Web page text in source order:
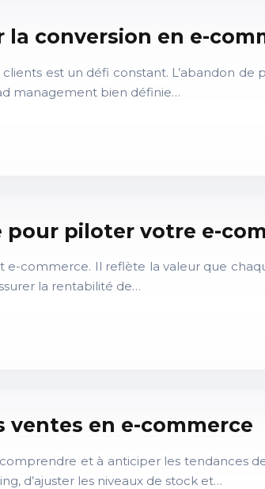
conversion en e-
est un défi constant. L’abandon
management bien définie…
pour piloter votre e-
commerce. Il reflète la valeur que
la rentabilité de…
ventes en e-commerce
et à anticiper les tendances
d’ajuster les niveaux de stock et…